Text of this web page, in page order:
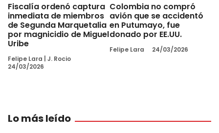
Fiscalía ordenó captura
inmediata de miembros
de Segunda Marquetalia
por magnicidio de Miguel
Uribe
Felipe Lara
J. Rocio
24/03/2026
Colombia no compró
avión que se accidentó
en Putumayo, fue
donado por EE.UU.
Felipe Lara 24/03/2026
Lo más leído